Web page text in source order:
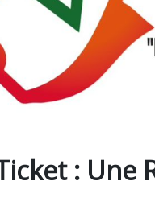
: Une